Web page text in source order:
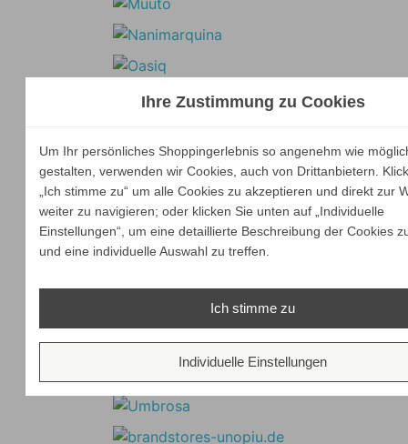
Ihre Zustimmung zu Cookies
Um Ihr persönliches Shoppingerlebnis so angenehm wie
gestalten, verwenden wir Cookies, auch von Drittanbietern.
„Ich stimme zu“ um alle Cookies zu akzeptieren und direkt zur
weiter zu navigieren; oder klicken Sie unten auf „Individuelle
Einstellungen“, um eine detaillierte Beschreibung der Cookies
und eine individuelle Auswahl zu treffen.
Ich stimme zu
Individuelle Einstellungen